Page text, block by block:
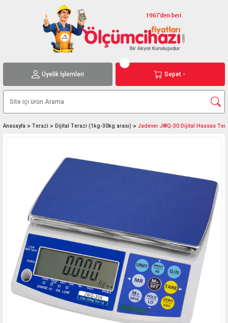
Üyelik İşlemleri Sepet -
Anasayfa Terazi Dijital Terazi (1kg-30kg arası) Jadever JWQ-30 Dijital Hassas